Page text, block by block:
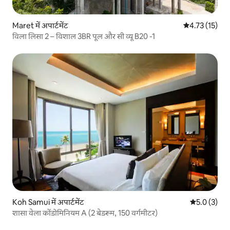
Maret में अपार्टमेंट औसत रेटिंग 5 में
4.73 (15)
विला लिसा 2 – विशाल 3BR पूल और सी व्यू B20 -1
Koh Samui में अपार्टमेंट औसत रेटिंग 5
5.0 (3)
शासा वेला कोंडोमिनियम A (2 बेडरूम, 150 वर्गमीटर)